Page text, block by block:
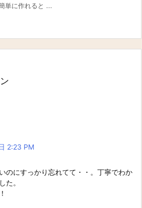
単に作れると ...
2:23 PM
のにすっかり忘れてて・・。丁寧でわか
た。